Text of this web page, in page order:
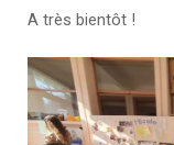
A très bientôt !